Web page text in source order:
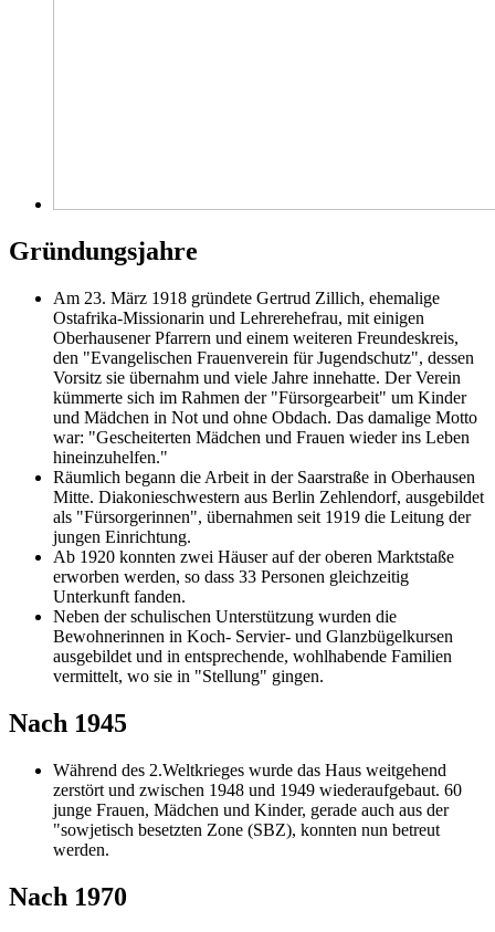
Gründungsjahre
Am 23. März 1918 gründete Gertrud Zillich, ehemalige
Ostafrika-Missionarin und Lehrerehefrau, mit einigen
Oberhausener Pfarrern und einem weiteren Freundeskreis,
den "Evangelischen Frauenverein für Jugendschutz", dessen
Vorsitz sie übernahm und viele Jahre innehatte. Der Verein
kümmerte sich im Rahmen der "Fürsorgearbeit" um Kinder
und Mädchen in Not und ohne Obdach. Das damalige Motto
war: "Gescheiterten Mädchen und Frauen wieder ins Leben
hineinzuhelfen."
Räumlich begann die Arbeit in der Saarstraße in Oberhausen
Mitte. Diakonieschwestern aus Berlin Zehlendorf, ausgebildet
als "Fürsorgerinnen", übernahmen seit 1919 die Leitung der
jungen Einrichtung.
Ab 1920 konnten zwei Häuser auf der oberen Marktstaße
erworben werden, so dass 33 Personen gleichzeitig
Unterkunft fanden.
Neben der schulischen Unterstützung wurden die
Bewohnerinnen in Koch- Servier- und Glanzbügelkursen
ausgebildet und in entsprechende, wohlhabende Familien
vermittelt, wo sie in "Stellung" gingen.
Nach 1945
Während des 2.Weltkrieges wurde das Haus weitgehend
zerstört und zwischen 1948 und 1949 wiederaufgebaut. 60
junge Frauen, Mädchen und Kinder, gerade auch aus der
"sowjetisch besetzten Zone (SBZ), konnten nun betreut
werden.
Nach 1970